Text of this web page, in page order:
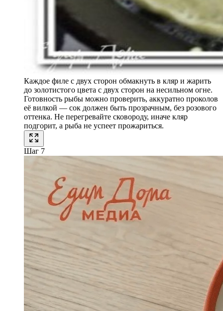
Каждое филе с двух сторон обмакнуть в кляр и жарить
до золотистого цвета с двух сторон на несильном огне.
Готовность рыбы можно проверить, аккуратно проколов
её вилкой — сок должен быть прозрачным, без розового
оттенка. Не перегревайте сковороду, иначе кляр
подгорит, а рыба не успеет прожариться.
Шаг 7